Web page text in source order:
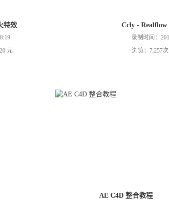
特效
元
Ccly - Realflow
录制时间：
浏览：7,257
AE C4D 整合教程